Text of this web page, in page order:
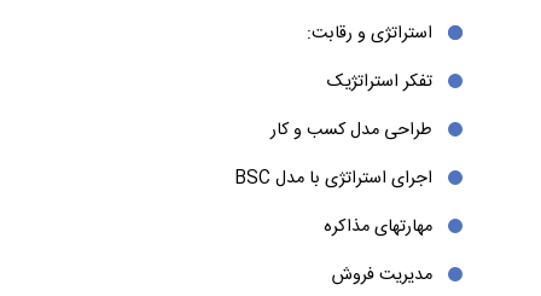
استراتژی و رقابت:
تفکر استراتژیک
طراحی مدل کسب و کار
اجرای استراتژی با مدل BSC
مهارتهای مذاکره
مدیریت فروش